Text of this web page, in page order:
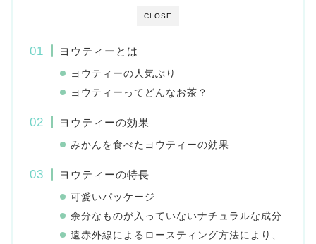
CLOSE
ヨウティーとは
ヨウティーの人気ぶり
ヨウティーってどんなお茶？
ヨウティーの効果
みかんを食べたヨウティーの効果
ヨウティーの特長
可愛いパッケージ
余分なものが入っていないナチュラルな成分
遠赤外線によるロースティング方法により、